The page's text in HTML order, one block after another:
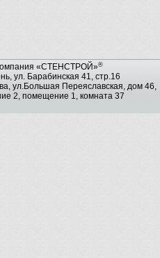
«СТЕНСТРОЙ»®
ул. Барабинская 41, стр.16
ул.Большая Переяславская, дом 46,
2, помещение 1, комната 37